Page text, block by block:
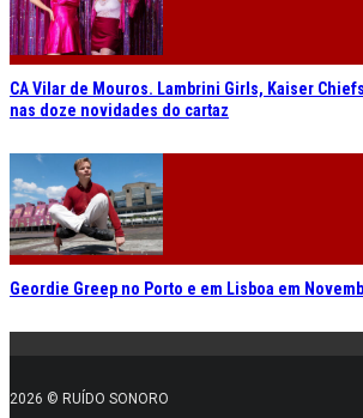
CA Vilar de Mouros. Lambrini Girls, Kaiser
nas doze novidades do cartaz
Geordie Greep no Porto e em Lisboa em
2026 © RUÍDO SONORO